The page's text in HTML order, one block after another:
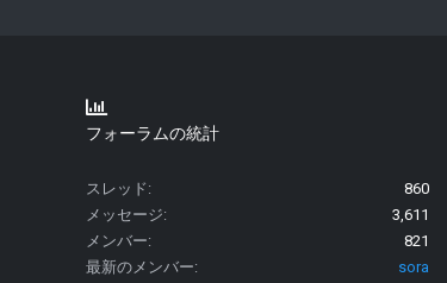
フォーラムの統計
スレッド
860
メッセージ
3,611
メンバー
821
最新のメンバー
sora